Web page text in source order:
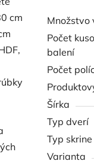
cm
Množstvo
Počet
balení
Počet políc
Šírka
Typ dverí
Typ skrine
Varianta